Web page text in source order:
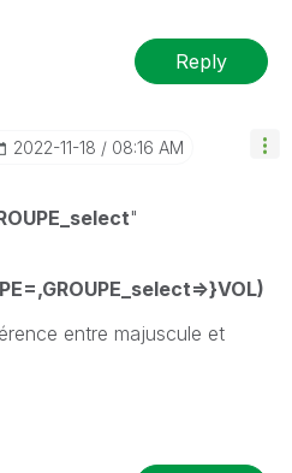
Reply
‎2022-11-18 08:16 AM
"
entre majuscule et